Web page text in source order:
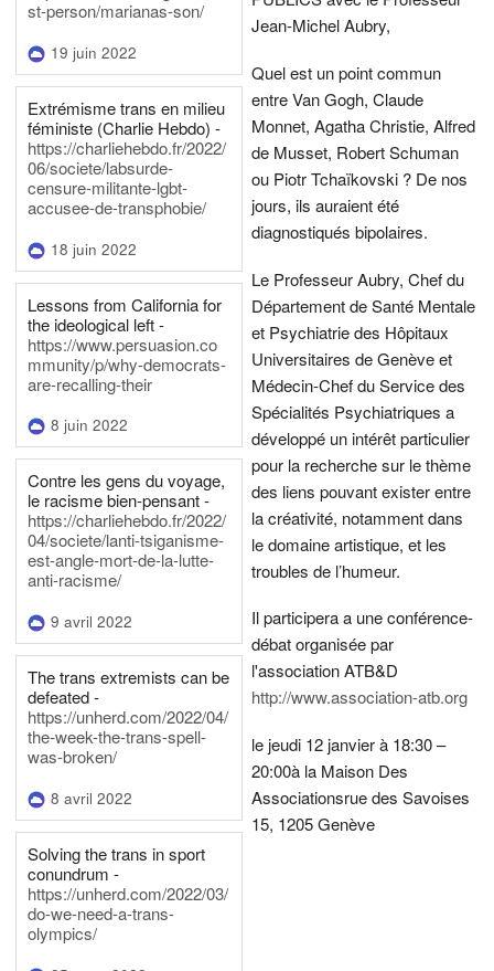
st-person/marianas-son/
19 juin 2022
Extrémisme trans en milieu
féministe (Charlie Hebdo) -
https://charliehebdo.fr/2022/
06/societe/labsurde-
censure-militante-lgbt-
accusee-de-transphobie/
18 juin 2022
Lessons from California for
the ideological left -
https://www.persuasion.co
mmunity/p/why-democrats-
are-recalling-their
8 juin 2022
Contre les gens du voyage,
le racisme bien-pensant -
https://charliehebdo.fr/2022/
04/societe/lanti-tsiganisme-
est-angle-mort-de-la-lutte-
anti-racisme/
9 avril 2022
The trans extremists can be
defeated -
https://unherd.com/2022/04/
the-week-the-trans-spell-
was-broken/
8 avril 2022
Solving the trans in sport
conundrum -
https://unherd.com/2022/03/
do-we-need-a-trans-
olympics/
Jean-Michel Aubry,
Quel est un point commun
entre Van Gogh, Claude
Monnet, Agatha Christie, Alfred
de Musset, Robert Schuman
ou Piotr Tchaïkovski ? De nos
jours, ils auraient été
diagnostiqués bipolaires.
Le Professeur Aubry, Chef du
Département de Santé Mentale
et Psychiatrie des Hôpitaux
Universitaires de Genève et
Médecin-Chef du Service des
Spécialités Psychiatriques a
développé un intérêt particulier
pour la recherche sur le thème
des liens pouvant exister entre
la créativité, notamment dans
le domaine artistique, et les
troubles de l’humeur.
Il participera a une conférence-
débat organisée par
l'association ATB&D
http://www.association-atb.org
le jeudi 12 janvier à 18:30 –
20:00à la Maison Des
Associationsrue des Savoises
15, 1205 Genève